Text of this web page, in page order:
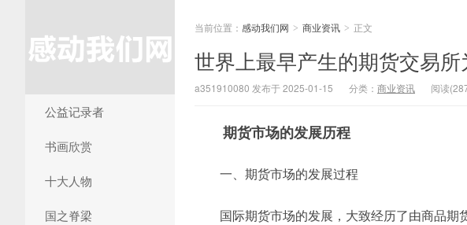
公益记录者
书画欣赏
十大人物
国之脊梁
当前位置： 感动我们网 > 商业资讯 > 正文
世界上最早产生的期货交易
a351910080 发布于 2025-01-15 分类： 商业资讯 阅读
期货市场的发展历程
一、期货市场的发展过程
国际期货市场的发展，大致经历了由商品